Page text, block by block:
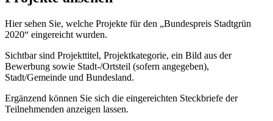
Hier sehen Sie, welche Projekte für den „Bundespreis Stadtgrün
2020“ eingereicht wurden.
Sichtbar sind Projekttitel, Projektkategorie, ein Bild aus der
Bewerbung sowie Stadt-/Ortsteil (sofern angegeben),
Stadt/Gemeinde und Bundesland.
Ergänzend können Sie sich die eingereichten Steckbriefe der
Teilnehmenden anzeigen lassen.